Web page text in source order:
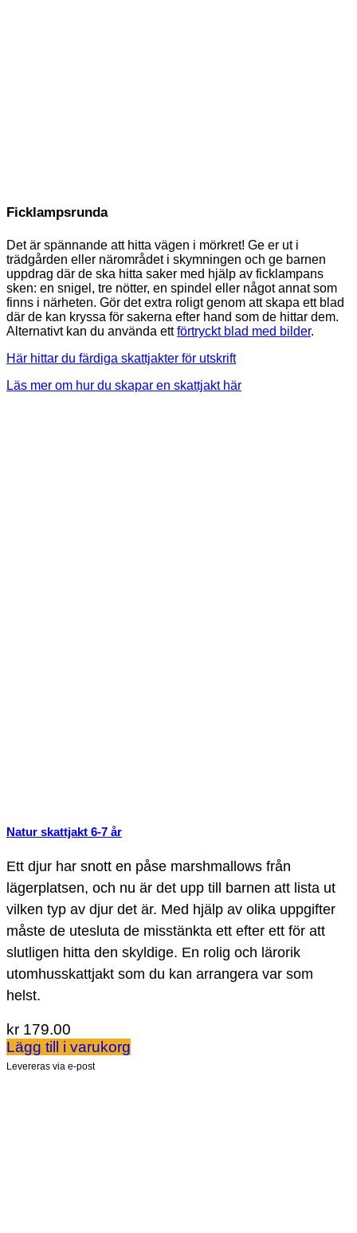
Ficklampsrunda
Det är spännande att hitta vägen i mörkret! Ge er ut i
trädgården eller närområdet i skymningen och ge barnen
uppdrag där de ska hitta saker med hjälp av ficklampans
sken: en snigel, tre nötter, en spindel eller något annat som
finns i närheten. Gör det extra roligt genom att skapa ett blad
där de kan kryssa för sakerna efter hand som de hittar dem.
Alternativt kan du använda ettförtryckt blad med bilder.
Här hittar du färdiga skattjakter för utskrift
Läs mer om hur du skapar en skattjakt här
Natur skattjakt 6-7 år
Ett djur har snott en påse marshmallows från
lägerplatsen, och nu är det upp till barnen att lista ut
vilken typ av djur det är. Med hjälp av olika uppgifter
måste de utesluta de misstänkta ett efter ett för att
slutligen hitta den skyldige. En rolig och lärorik
utomhusskattjakt som du kan arrangera var som
helst.
kr 179.00
Lägg till i varukorg
Levereras via e-post